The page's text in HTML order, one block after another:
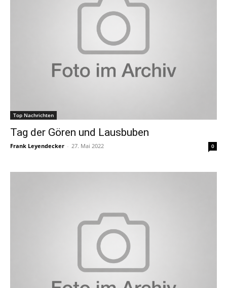
Top Nachrichten
Tag der Gören und Lausbuben
Frank Leyendecker - 27. Mai 2022 0